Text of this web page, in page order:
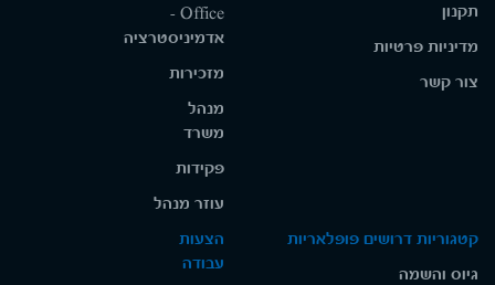
תקנון
מדיניות פרטיות
צור קשר
Office -
אדמיניסטרציה
מזכירות
מנהל
משרד
פקידות
עוזר מנהל
קטגוריות דרושים פופלאריות
גיוס והשמה
הצעות
עבודה